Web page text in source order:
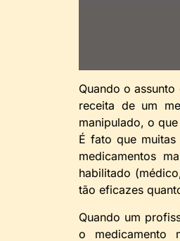
Quando o
receita de um
manipulado, o
É fato que
medicamentos
habilitado
tão eficazes
Quando um
o medicamento